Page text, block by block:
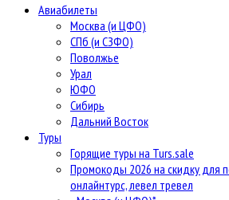
Авиабилеты
Москва (и ЦФО)
СПб (и СЗФО)
Поволжье
Урал
ЮФО
Сибирь
Дальний Восток
Туры
Горящие туры на Turs.sale
Промокоды 2026 на скидку для
онлайнтурс, левел тревел